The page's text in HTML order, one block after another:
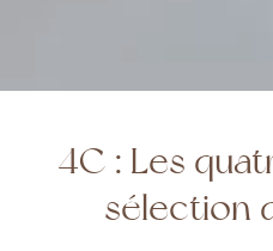
4C : Les
sélection